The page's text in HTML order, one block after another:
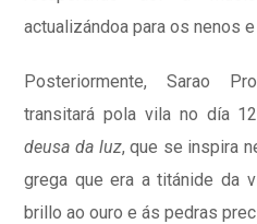
actualizándoa para os nenos e
Posteriormente, Sarao
transitará pola vila no día
deusa da luz, que se inspira
grega que era a titánide da
brillo ao ouro e ás pedras